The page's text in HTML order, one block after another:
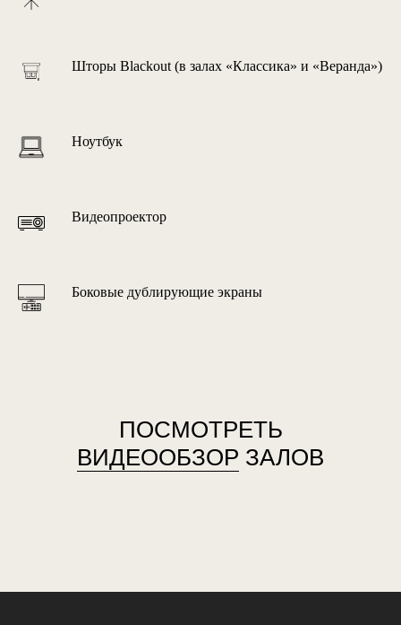
Шторы Blackout (в залах «Классика» и «Веранда»)
Ноутбук
Видеопроектор
Боковые дублирующие экраны
ПОСМОТРЕТЬ
ВИДЕООБЗОР ЗАЛОВ